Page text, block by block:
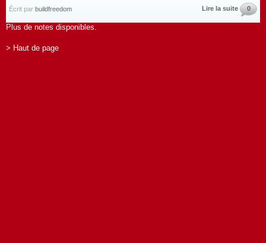
Écrit par buildfreedom Lire la suite 0
Plus de notes disponibles.
> Haut de page